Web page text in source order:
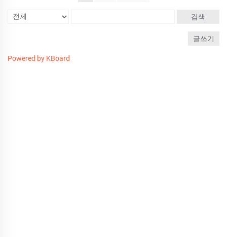
검색
글쓰기
Powered by KBoard